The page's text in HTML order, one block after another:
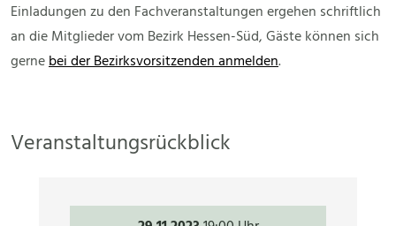
Einladungen zu den Fachveranstaltungen ergehen schriftlich
an die Mitglieder vom Bezirk Hessen-Süd, Gäste können sich
gernebei der Bezirksvorsitzenden anmelden.
Veranstaltungsrückblick